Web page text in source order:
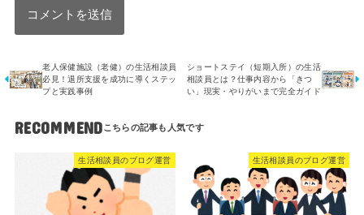
老人保健施設（老健）の生活相談員
必見！退所支援を成功に導くステッ
プと実践事例
ショートステイ（短期入所）の生活
相談員とは？仕事内容から「きつ
い」現実・やりがいまで完全ガイド
RECOMMEND
生活相談員のブログ運営 生活相談員のブログ運営